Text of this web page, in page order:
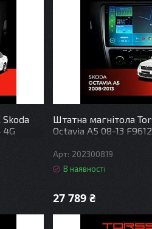
Skoda
4G
Штатна магнітола
Octavia A5 08-13
202300819
В наявності
27 789 ₴